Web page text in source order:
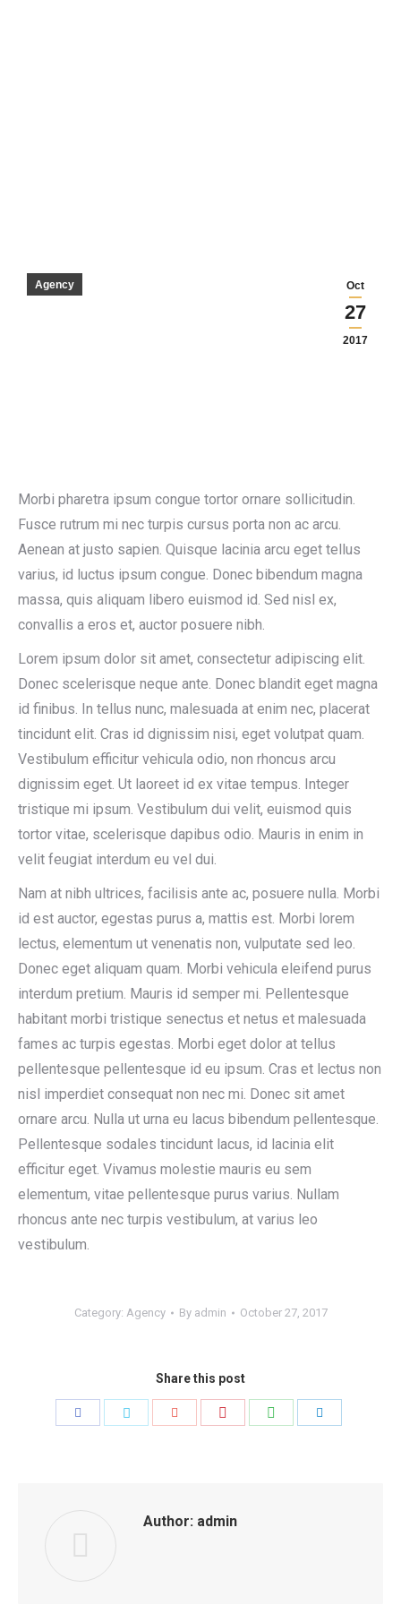
Oct
27
2017
Agency
Morbi pharetra ipsum congue tortor ornare sollicitudin.
Fusce rutrum mi nec turpis cursus porta non ac arcu.
Aenean at justo sapien. Quisque lacinia arcu eget tellus
varius, id luctus ipsum congue. Donec bibendum magna
massa, quis aliquam libero euismod id. Sed nisl ex,
convallis a eros et, auctor posuere nibh.
Lorem ipsum dolor sit amet, consectetur adipiscing elit.
Donec scelerisque neque ante. Donec blandit eget magna
id finibus. In tellus nunc, malesuada at enim nec, placerat
tincidunt elit. Cras id dignissim nisi, eget volutpat quam.
Vestibulum efficitur vehicula odio, non rhoncus arcu
dignissim eget. Ut laoreet id ex vitae tempus. Integer
tristique mi ipsum. Vestibulum dui velit, euismod quis
tortor vitae, scelerisque dapibus odio. Mauris in enim in
velit feugiat interdum eu vel dui.
Nam at nibh ultrices, facilisis ante ac, posuere nulla. Morbi
id est auctor, egestas purus a, mattis est. Morbi lorem
lectus, elementum ut venenatis non, vulputate sed leo.
Donec eget aliquam quam. Morbi vehicula eleifend purus
interdum pretium. Mauris id semper mi. Pellentesque
habitant morbi tristique senectus et netus et malesuada
fames ac turpis egestas. Morbi eget dolor at tellus
pellentesque pellentesque id eu ipsum. Cras et lectus non
nisl imperdiet consequat non nec mi. Donec sit amet
ornare arcu. Nulla ut urna eu lacus bibendum pellentesque.
Pellentesque sodales tincidunt lacus, id lacinia elit
efficitur eget. Vivamus molestie mauris eu sem
elementum, vitae pellentesque purus varius. Nullam
rhoncus ante nec turpis vestibulum, at varius leo
vestibulum.
Category: Agency By admin October 27, 2017
Share this post
Share
Author: admin